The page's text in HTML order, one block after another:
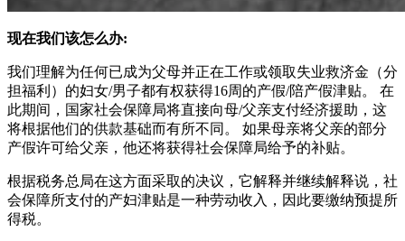
现在我们该怎么办:
我们理解为任何已成为父母并正在工作或领取失业救济金（分
担福利）的妇女/男子都有权获得16周的产假/陪产假津贴。 在
此期间，国家社会保障局将直接向母/父亲支付经济援助，这
将根据他们的供款基础而有所不同。 如果母亲将父亲的部分
产假许可给父亲，他还将获得社会保障局给予的补贴。
根据税务总局在这方面采取的决议，它解释并继续解释说，社
会保障所支付的产妇津贴是一种劳动收入，因此要缴纳预提所
得税。